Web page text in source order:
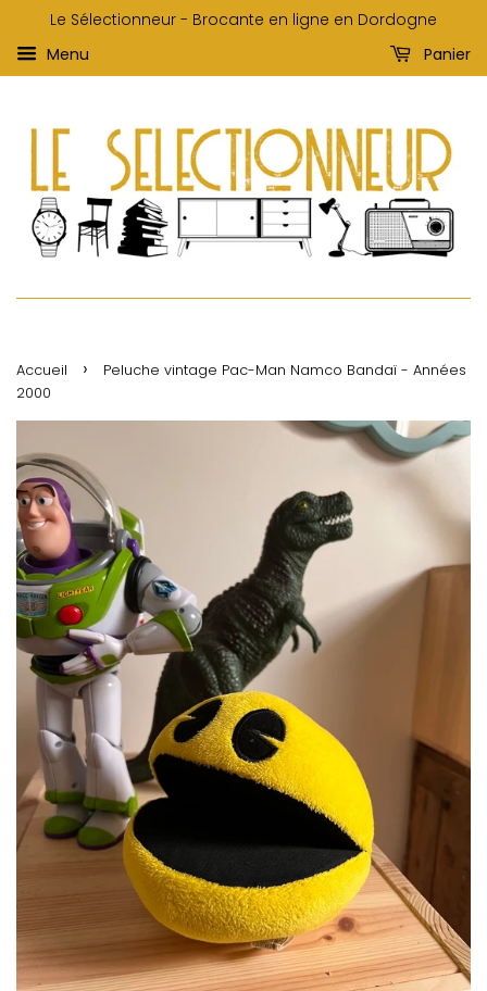
Le Sélectionneur - Brocante en ligne en Dordogne
Menu
Panier
Accueil ›
Peluche vintage Pac-Man Namco Bandaï - Années
2000